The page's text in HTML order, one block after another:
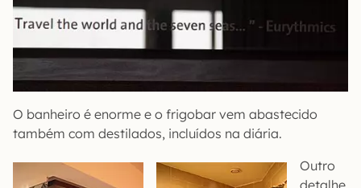
O banheiro é enorme e o frigobar vem abastecido
também com destilados, incluídos na diária.
Outro
detalhe